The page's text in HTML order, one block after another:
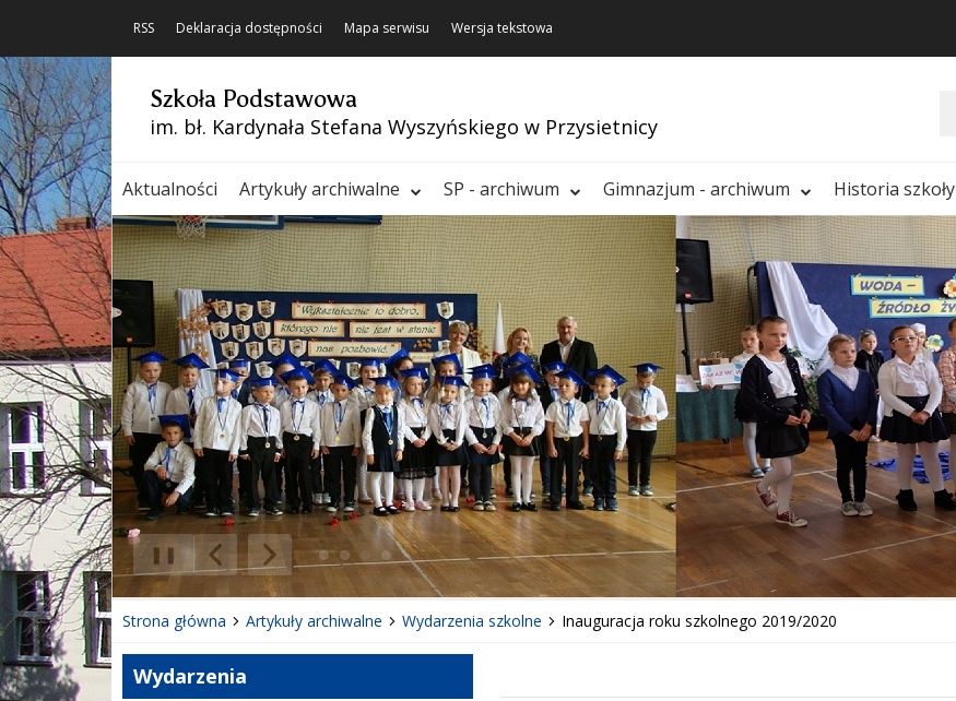
RSS Deklaracja dostępności Mapa serwisu Wersja tekstowa
Szkoła Podstawowa
im. bł. Kardynała Stefana Wyszyńskiego w Przysietnicy
Aktualności Artykuły archiwalne SP - archiwum Gimnazjum - archiwum Historia szkoły
Poprzedni Element
Następny Element
❚❚
Strona główna Artykuły archiwalne Wydarzenia szkolne Inauguracja roku szkolnego 2019/2020
Wydarzenia